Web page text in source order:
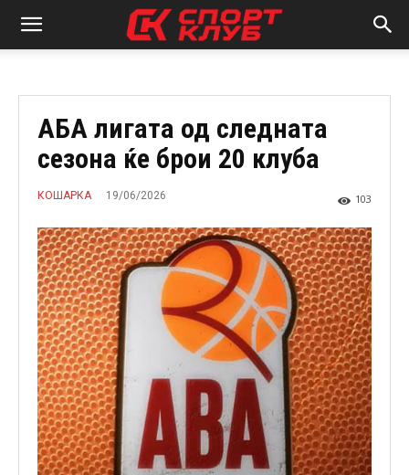
АБА лигата од следната
сезона ќе брои 20 клуба
КОШАРКА 19/06/2026 103